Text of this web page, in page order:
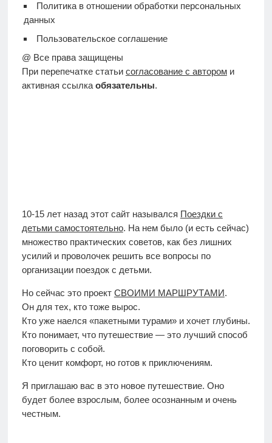
Политика в отношении обработки персональных
данных
Пользовательское соглашение
@ Все права защищены
При перепечатке статьи согласование с автороми
активная ссылка обязательны.
10-15 лет назад этот сайт назывался Поездки с
детьми самостоятельно. На нем было (и есть сейчас)
множество практических советов, как без лишних
усилий и проволочек решить все вопросы по
организации поездок с детьми.
Но сейчас это проект СВОИМИ МАРШРУТАМИ.
Он для тех, кто тоже вырос.
Кто уже наелся «пакетными турами» и хочет глубины.
Кто понимает, что путешествие — это лучший способ
поговорить с собой.
Кто ценит комфорт, но готов к приключениям.
Я приглашаю вас в это новое путешествие. Оно
будет более взрослым, более осознанным и очень
честным.